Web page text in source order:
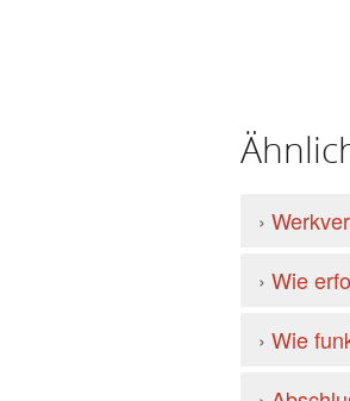
›
› Wie
› Wie